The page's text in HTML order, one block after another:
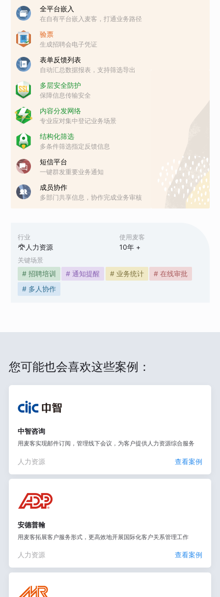
行业
人力资源
使用麦客
10年 +
关键场景
# 招聘培训 # 通知提醒 # 业务统计
# 在线审批
# 多人协作
全平台嵌入
在自有平台嵌入麦客，打通业务路径
验票
生成招聘会电子凭证
表单反馈列表
自动汇总数据报表，支持筛选导出
多层安全防护
保障信息传输安全
内容分发网络
专业应对集中登记业务场景
结构化筛选
多条件筛选指定反馈信息
短信平台
一键群发重要业务通知
成员协作
多部门共享信息，协作完成业务审核
您可能也会喜欢这些案例：
中智咨询
用麦客实现邮件订阅，管理线下会议，为客户提供人力资源综合服务
人力资源 查看案例
安德普翰
用麦客拓展客户服务形式，更高效地开展国际化客户关系管理工作
人力资源 查看案例